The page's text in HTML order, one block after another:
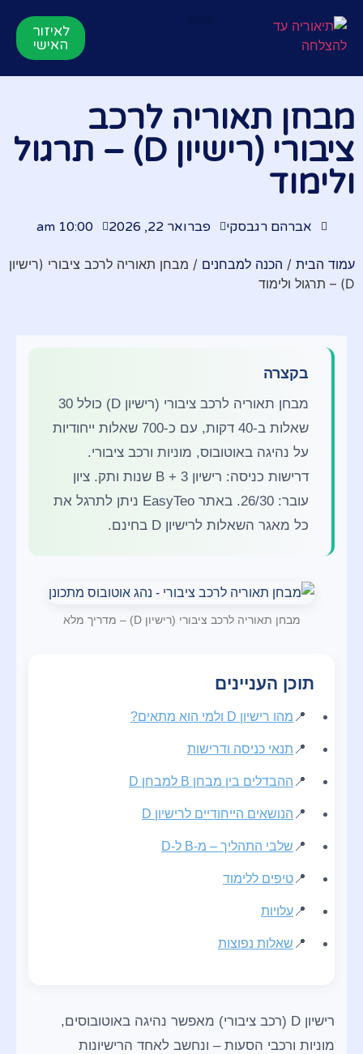
לאיזור
האישי
מבחן תאוריה לרכב
ציבורי (רישיון D) – תרגול
ולימוד
אברהם רגבסקי פברואר 22, 2026 10:00 am
עמוד הבית / הכנה למבחנים / מבחן תאוריה לרכב ציבורי (רישיון
D) – תרגול ולימוד
בקצרה
מבחן תאוריה לרכב ציבורי (רישיון D) כולל 30
שאלות ב-40 דקות, עם כ-700 שאלות ייחודיות
על נהיגה באוטובוס, מוניות ורכב ציבורי.
דרישות כניסה: רישיון B + 3 שנות ותק. ציון
עובר: 26/30. באתר EasyTeo ניתן לתרגל את
כל מאגר השאלות לרישיון D בחינם.
מבחן תאוריה לרכב ציבורי (רישיון D) – מדריך מלא
תוכן העניינים
מהו רישיון D ולמי הוא מתאים?
תנאי כניסה ודרישות
ההבדלים בין מבחן B למבחן D
הנושאים הייחודיים לרישיון D
שלבי התהליך – מ-B ל-D
טיפים ללימוד
עלויות
שאלות נפוצות
רישיון D (רכב ציבורי) מאפשר נהיגה באוטובוסים,
מוניות ורכבי הסעות – ונחשב לאחד הרישיונות